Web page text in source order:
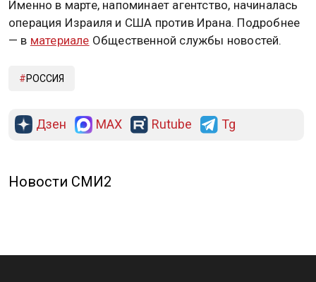
Именно в марте, напоминает агентство, начиналась
операция Израиля и США против Ирана. Подробнее
— в материале Общественной службы новостей.
РОССИЯ
Дзен MAX Rutube Tg
Новости СМИ2